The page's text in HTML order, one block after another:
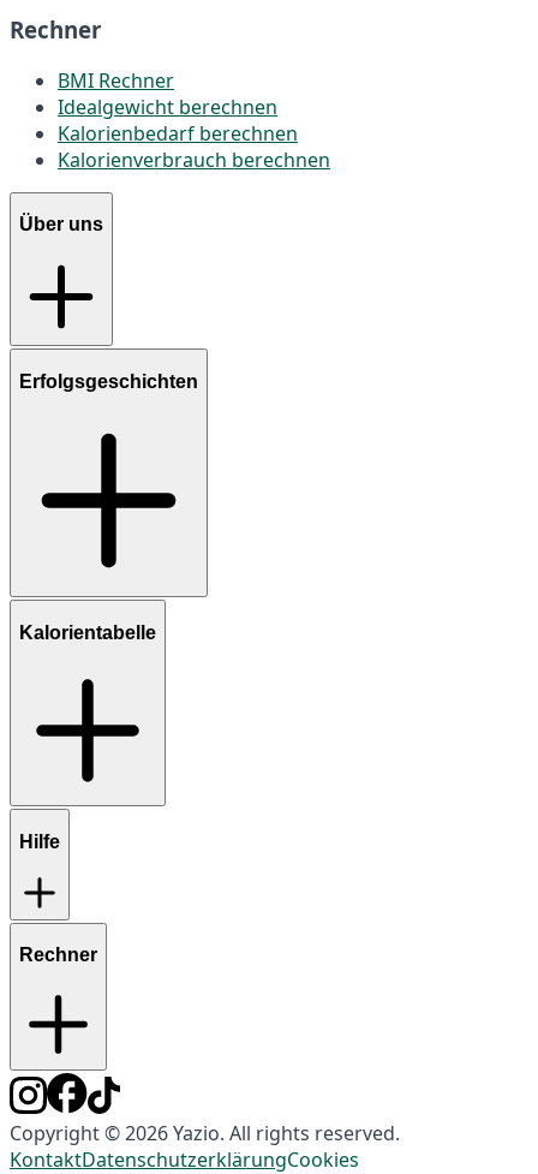
Rechner
BMI Rechner
Idealgewicht berechnen
Kalorienbedarf berechnen
Kalorienverbrauch berechnen
Über uns
Erfolgsgeschichten
Kalorientabelle
Hilfe
Rechner
Copyright © 2026 Yazio. All rights reserved.
KontaktDatenschutzerklärungCookies